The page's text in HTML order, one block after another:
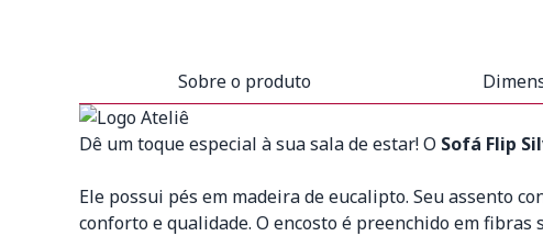
Sobre o produto
Dê um toque especial à sua sala de estar! O Sofá Flip
Ele possui pés em madeira de eucalipto. Seu assento
conforto e qualidade. O encosto é preenchido em